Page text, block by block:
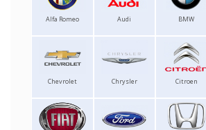
Alfa Romeo Audi BMW
Chevrolet Chrysler Citroen